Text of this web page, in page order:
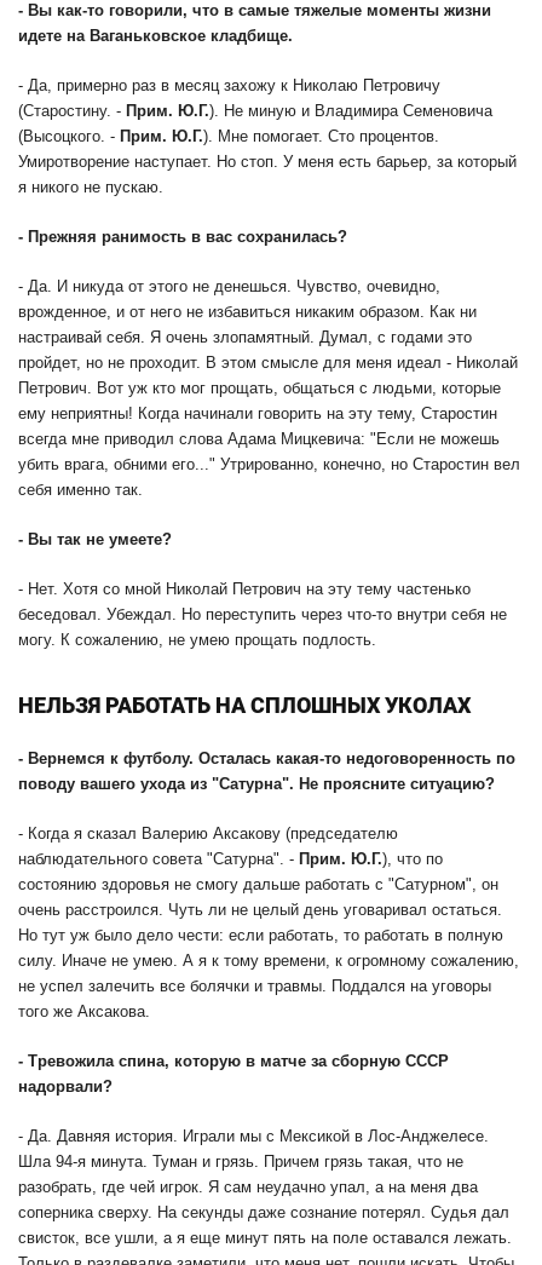
- Вы как-то говорили, что в самые тяжелые моменты жизни
идете на Ваганьковское кладбище.
- Да, примерно раз в месяц захожу к Николаю Петровичу
(Старостину. - Прим. Ю.Г.). Не миную и Владимира Семеновича
(Высоцкого. - Прим. Ю.Г.). Мне помогает. Сто процентов.
Умиротворение наступает. Но стоп. У меня есть барьер, за который
я никого не пускаю.
- Прежняя ранимость в вас сохранилась?
- Да. И никуда от этого не денешься. Чувство, очевидно,
врожденное, и от него не избавиться никаким образом. Как ни
настраивай себя. Я очень злопамятный. Думал, с годами это
пройдет, но не проходит. В этом смысле для меня идеал - Николай
Петрович. Вот уж кто мог прощать, общаться с людьми, которые
ему неприятны! Когда начинали говорить на эту тему, Старостин
всегда мне приводил слова Адама Мицкевича: "Если не можешь
убить врага, обними его..." Утрированно, конечно, но Старостин вел
себя именно так.
- Вы так не умеете?
- Нет. Хотя со мной Николай Петрович на эту тему частенько
беседовал. Убеждал. Но переступить через что-то внутри себя не
могу. К сожалению, не умею прощать подлость.
НЕЛЬЗЯ РАБОТАТЬ НА СПЛОШНЫХ УКОЛАХ
- Вернемся к футболу. Осталась какая-то недоговоренность по
поводу вашего ухода из "Сатурна". Не проясните ситуацию?
- Когда я сказал Валерию Аксакову (председателю
наблюдательного совета "Сатурна". - Прим. Ю.Г.), что по
состоянию здоровья не смогу дальше работать с "Сатурном", он
очень расстроился. Чуть ли не целый день уговаривал остаться.
Но тут уж было дело чести: если работать, то работать в полную
силу. Иначе не умею. А я к тому времени, к огромному сожалению,
не успел залечить все болячки и травмы. Поддался на уговоры
того же Аксакова.
- Тревожила спина, которую в матче за сборную СССР
надорвали?
- Да. Давняя история. Играли мы с Мексикой в Лос-Анджелесе.
Шла 94-я минута. Туман и грязь. Причем грязь такая, что не
разобрать, где чей игрок. Я сам неудачно упал, а на меня два
соперника сверху. На секунды даже сознание потерял. Судья дал
свисток, все ушли, а я еще минут пять на поле оставался лежать.